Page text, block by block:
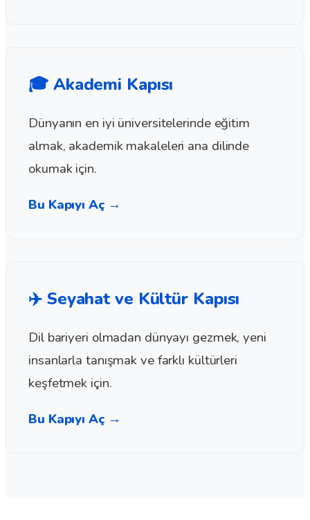
🎓 Akademi Kapısı
Dünyanın en iyi üniversitelerinde eğitim
almak, akademik makaleleri ana dilinde
okumak için.
Bu Kapıyı Aç →
✈️ Seyahat ve Kültür Kapısı
Dil bariyeri olmadan dünyayı gezmek, yeni
insanlarla tanışmak ve farklı kültürleri
keşfetmek için.
Bu Kapıyı Aç →